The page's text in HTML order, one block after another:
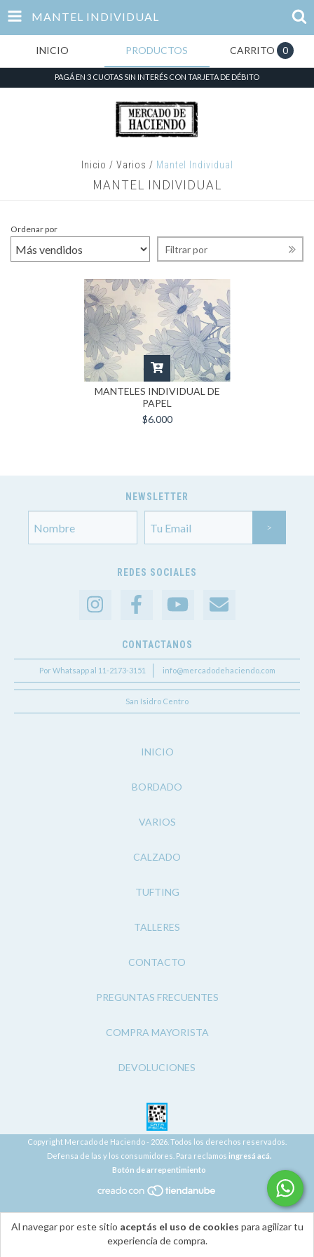
MANTEL INDIVIDUAL
INICIO PRODUCTOS CARRITO 0
PAGÁ EN 3 CUOTAS SIN INTERÉS CON TARJETA DE DÉBITO
Al navegar por este sitio aceptás el uso de cookies para agilizar tu
experiencia de compra.
Inicio / Varios / Mantel Individual
MANTEL INDIVIDUAL
Ordenar por
Filtrar por
MANTELES INDIVIDUAL DE
PAPEL
$6.000
NEWSLETTER
REDES SOCIALES
CONTACTANOS
Por Whatsapp al 11-2173-3151 info@mercadodehaciendo.com
San Isidro Centro
INICIO
BORDADO
VARIOS
CALZADO
TUFTING
TALLERES
CONTACTO
PREGUNTAS FRECUENTES
COMPRA MAYORISTA
DEVOLUCIONES
Copyright Mercado de Haciendo - 2026. Todos los derechos reservados.
Defensa de las y los consumidores. Para reclamos ingresá acá.
Botón de arrepentimiento